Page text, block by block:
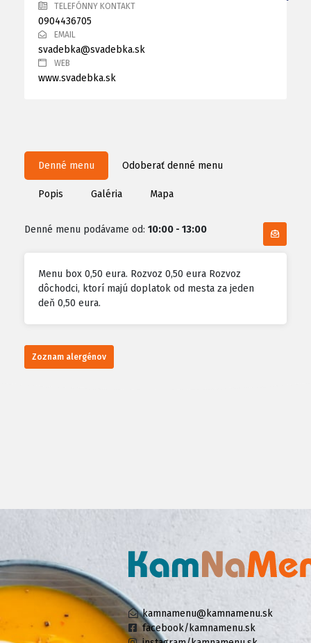
TELEFÓNNY KONTAKT
0904436705
EMAIL
svadebka@svadebka.sk
WEB
www.svadebka.sk
Denné menu Odoberať denné menu
Popis Galéria Mapa
Denné menu podávame od: 10:00 - 13:00
Menu box 0,50 eura. Rozvoz 0,50 eura Rozvoz
dôchodci, ktorí majú doplatok od mesta za jeden
deň 0,50 eura.
Zoznam alergénov
kamnamenu@kamnamenu.sk
facebook/kamnamenu.sk